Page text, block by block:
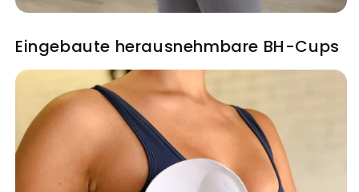
Eingebaute herausnehmbare BH-Cups